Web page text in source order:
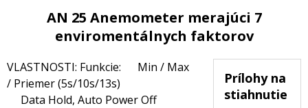
AN 25 Anemometer merajúci 7
enviromentálnych faktorov
Prílohy na
stiahnutie
VLASTNOSTI: Funkcie: Min / Max
/ Priemer (5s/10s/13s)
Data Hold, Auto Power Off